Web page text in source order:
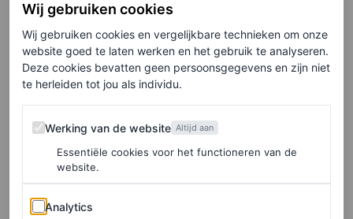
©DE BIJENKORF
Wij gebruiken cookies
Wij gebruiken cookies en vergelijkbare technieken om onze
website goed te laten werken en het gebruik te analyseren.
Deze cookies bevatten geen persoonsgegevens en zijn niet
te herleiden tot jou als individu.
Werking van de website
Werking van de website Altijd aan
Essentiële cookies voor het functioneren van de
website.
Analytics
Analytics